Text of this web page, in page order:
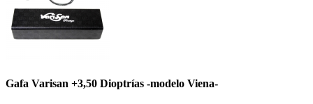
Gafa Varisan +3,50 Dioptrías -modelo Viena-